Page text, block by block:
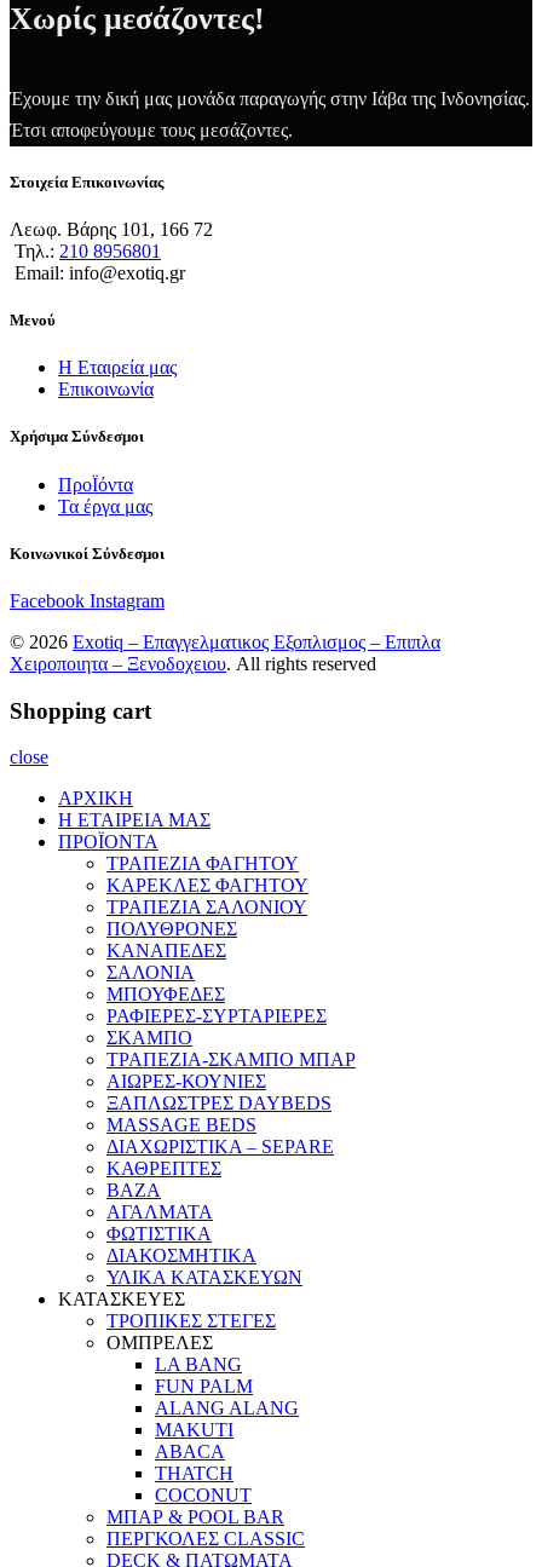
Χωρίς μεσάζοντες!
Έχουμε την δική μας μονάδα παραγωγής στην Ιάβα της Ινδονησίας.
Έτσι αποφεύγουμε τους μεσάζοντες.
Στοιχεία Επικοινωνίας
Λεωφ. Βάρης 101, 166 72
Τηλ.: 210 8956801
Email: info@exotiq.gr
Μενού
Η Εταιρεία μας
Επικοινωνία
Χρήσιμα Σύνδεσμοι
ΠροΪόντα
Τα έργα μας
Κοινωνικοί Σύνδεσμοι
Facebook Instagram
© 2026 Exotiq – Επαγγελματικος Εξοπλισμος – Επιπλα
Χειροποιητα – Ξενοδοχειου. All rights reserved
Shopping cart
close
ΑΡΧΙΚΗ
Η ΕΤΑΙΡΕΙΑ ΜΑΣ
ΠΡΟΪΟΝΤΑ
ΤΡΑΠΕΖΙΑ ΦΑΓΗΤΟΥ
ΚΑΡΕΚΛΕΣ ΦΑΓΗΤΟΥ
ΤΡΑΠΕΖΙΑ ΣΑΛΟΝΙΟΥ
ΠΟΛΥΘΡΟΝΕΣ
ΚΑΝΑΠΕΔΕΣ
ΣΑΛΟΝΙΑ
ΜΠΟΥΦΕΔΕΣ
ΡΑΦΙΕΡΕΣ-ΣΥΡΤΑΡΙΕΡΕΣ
ΣΚΑΜΠΟ
ΤΡΑΠΕΖΙΑ-ΣΚΑΜΠΟ ΜΠΑΡ
ΑΙΩΡΕΣ-ΚΟΥΝΙΕΣ
ΞΑΠΛΩΣΤΡΕΣ DAYBEDS
MASSAGE BEDS
ΔΙΑΧΩΡΙΣΤΙΚΑ – SEPARE
ΚΑΘΡΕΠΤΕΣ
ΒΑΖΑ
ΑΓΑΛΜΑΤΑ
ΦΩΤΙΣΤΙΚΑ
ΔΙΑΚΟΣΜΗΤΙΚΑ
ΥΛΙΚΑ ΚΑΤΑΣΚΕΥΩΝ
ΚΑΤΑΣΚΕΥΕΣ
ΤΡΟΠΙΚΕΣ ΣΤΕΓΕΣ
ΟΜΠΡΕΛΕΣ
LA BANG
FUN PALM
ALANG ALANG
MAKUTI
ABACA
THATCH
COCONUT
ΜΠΑΡ & POOL BAR
ΠΕΡΓΚΟΛΕΣ CLASSIC
DECK & ΠΑΤΩΜΑΤΑ